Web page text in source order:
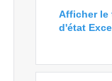
Afficher le
d'état